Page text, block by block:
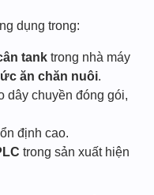
dụng trong:
tank trong nhà máy
ăn chăn nuôi.
dây chuyền đóng gói,
định cao.
trong sản xuất hiện